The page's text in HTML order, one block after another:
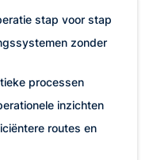
stap voor stap
zonder
processen
inzichten
routes en